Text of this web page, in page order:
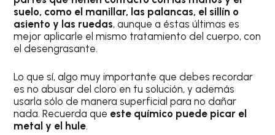
suelo, como el manillar, las palancas, el sillín o
asiento y las ruedas, aunque a éstas últimas es
mejor aplicarle el mismo tratamiento del cuerpo, con
el desengrasante.
Lo que sí, algo muy importante que debes recordar
es no abusar del cloro en tu solución, y además
usarla sólo de manera superficial para no dañar
nada. Recuerda que este químico puede picar el
metal y el hule.